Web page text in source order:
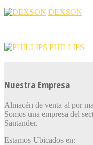
DEXSON
PHILLIPS
Nuestra Empresa
Almacén de venta al por
Somos una empresa del
Santander.
Estamos Ubicados en: